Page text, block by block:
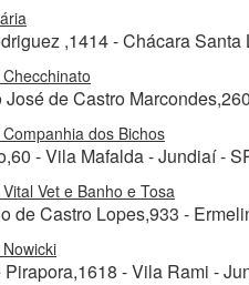
,1414 - Chácara
de Castro
dos Bichos
- Vila Mafalda - Jundiaí -
Vet e Banho e Tosa
de Castro Lopes,933 -
- Vila Rami -